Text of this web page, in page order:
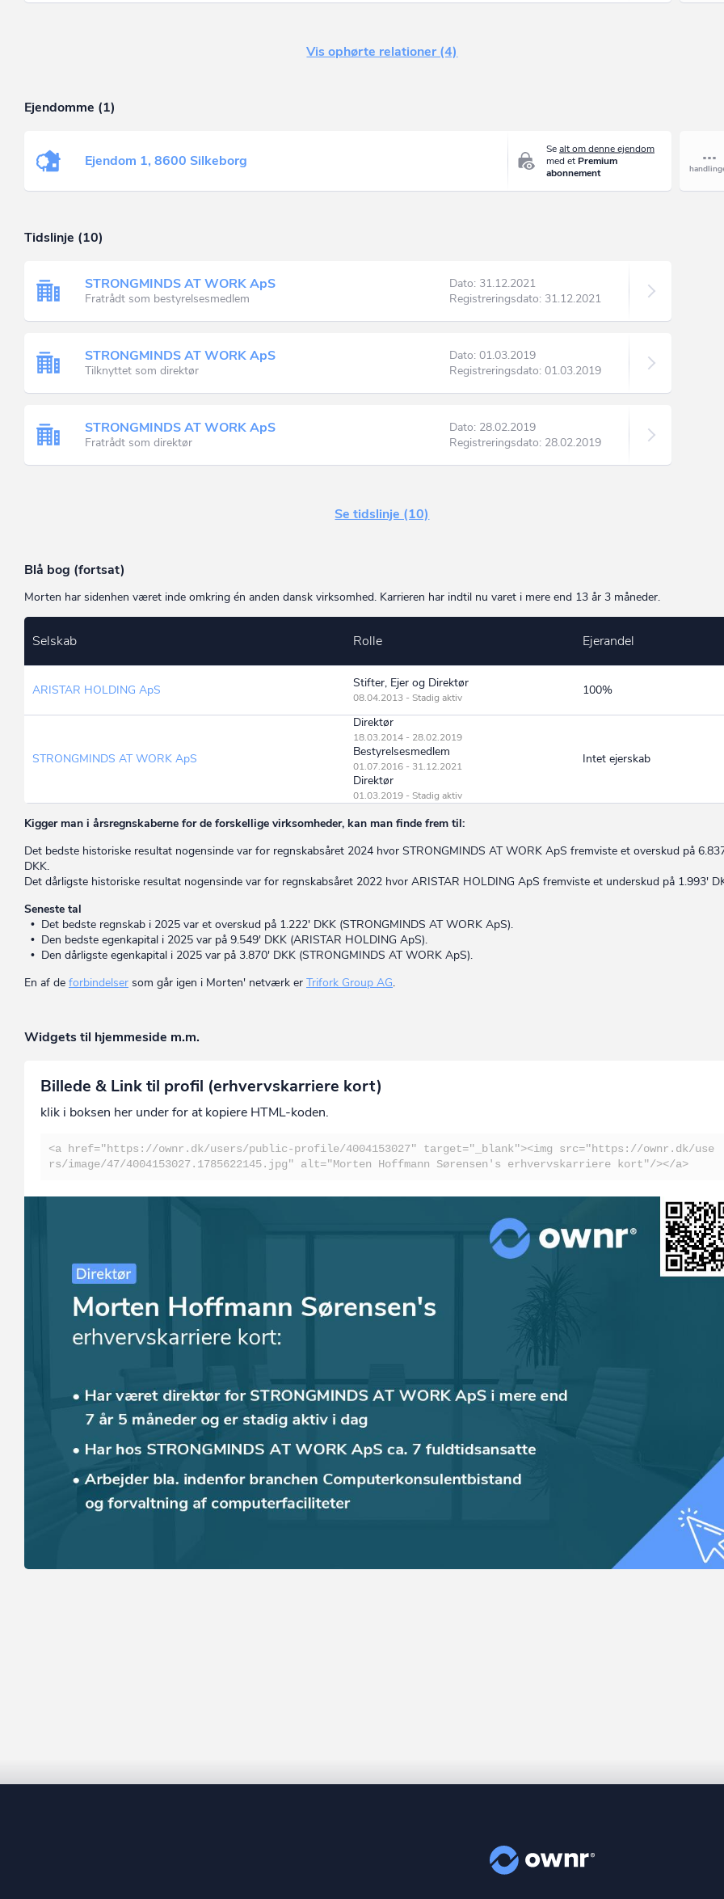
Vis ophørte relationer (4)
Ejendomme (1)
Sealt om denne ejendom
med et Premium
abonnement
Ejendom 1, 8600 Silkeborg
Tidslinje (10)
STRONGMINDS AT WORK ApS
Fratrådt som bestyrelsesmedlem
Dato: 31.12.2021
Registreringsdato: 31.12.2021
STRONGMINDS AT WORK ApS
Tilknyttet som direktør
Dato: 01.03.2019
Registreringsdato: 01.03.2019
STRONGMINDS AT WORK ApS
Fratrådt som direktør
Dato: 28.02.2019
Registreringsdato: 28.02.2019
Se tidslinje (10)
Blå bog (fortsat)
Morten har sidenhen været inde omkring én anden dansk virksomhed. Karrieren har indtil nu varet i mere end 13 år 3 måneder.
Selskab Rolle Ejerandel
ARISTAR HOLDING ApS Stifter, Ejer og Direktør
08.04.2013 - Stadig aktiv 100%
STRONGMINDS AT WORK ApS
Direktør
18.03.2014 - 28.02.2019
Bestyrelsesmedlem
01.07.2016 - 31.12.2021
Direktør
01.03.2019 - Stadig aktiv
Intet ejerskab
Kigger man i årsregnskaberne for de forskellige virksomheder, kan man finde frem til:
Det bedste historiske resultat nogensinde var for regnskabsåret 2024 hvor STRONGMINDS AT WORK ApS fremviste et overskud på
DKK.
Det dårligste historiske resultat nogensinde var for regnskabsåret 2022 hvor ARISTAR HOLDING ApS fremviste et underskud på 1.993'
Seneste tal
• Det bedste regnskab i 2025 var et overskud på 1.222' DKK (STRONGMINDS AT WORK ApS).
• Den bedste egenkapital i 2025 var på 9.549' DKK (ARISTAR HOLDING ApS).
• Den dårligste egenkapital i 2025 var på 3.870' DKK (STRONGMINDS AT WORK ApS).
En af de forbindelser som går igen i Morten' netværk er Trifork Group AG.
Widgets til hjemmeside m.m.
Billede & Link til profil (erhvervskarriere kort)
klik i boksen her under for at kopiere HTML-koden.
<a href="https://ownr.dk/users/public-profile/4004153027" target="_blank"><img src="https://ownr.dk/use
rs/image/47/4004153027.1785622145.jpg" alt="Morten Hoffmann Sørensen's erhvervskarriere kort"/></a>